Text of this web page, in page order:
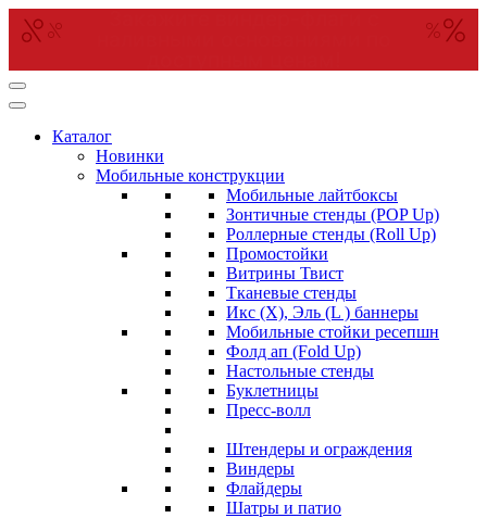
Перейти
к
(нажмитеКаталог
Новинки
Мобильные конструкции
Мобильные лайтбоксы
Зонтичные стенды (POP Up)
Роллерные стенды (Roll Up)
Промостойки
Витрины Твист
Тканевые стенды
Икс (X), Эль (L ) баннеры
Мобильные стойки ресепшн
Фолд ап (Fold Up)
Настольные стенды
Буклетницы
Пресс-волл
Штендеры и ограждения
Виндеры
Флайдеры
Шатры и патио